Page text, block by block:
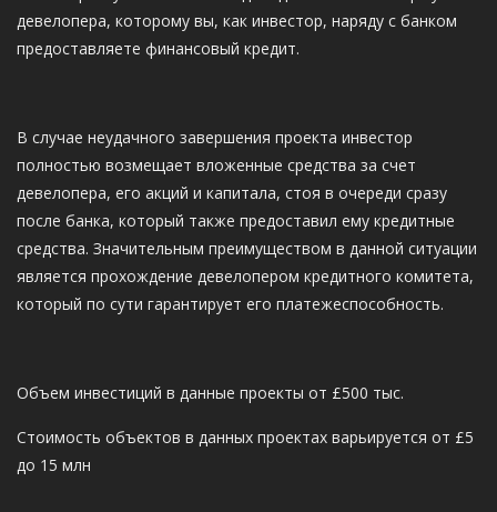
девелопера, которому вы, как инвестор, наряду с банком
предоставляете финансовый кредит.
В случае неудачного завершения проекта инвестор
полностью возмещает вложенные средства за счет
девелопера, его акций и капитала, стоя в очереди сразу
после банка, который также предоставил ему кредитные
средства. Значительным преимуществом в данной ситуации
является прохождение девелопером кредитного комитета,
который по сути гарантирует его платежеспособность.
Объем инвестиций в данные проекты от £500 тыс.
Стоимость объектов в данных проектах варьируется от £5
до 15 млн